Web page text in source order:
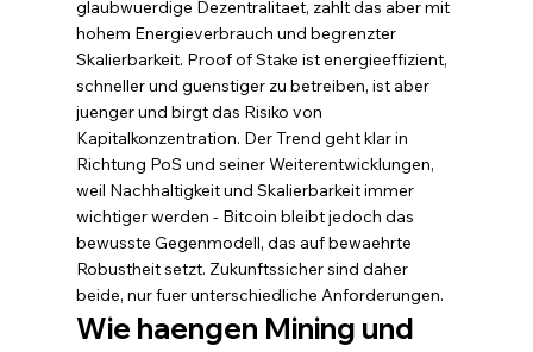
glaubwuerdige Dezentralitaet, zahlt das aber mit
hohem Energieverbrauch und begrenzter
Skalierbarkeit. Proof of Stake ist energieeffizient,
schneller und guenstiger zu betreiben, ist aber
juenger und birgt das Risiko von
Kapitalkonzentration. Der Trend geht klar in
Richtung PoS und seiner Weiterentwicklungen,
weil Nachhaltigkeit und Skalierbarkeit immer
wichtiger werden - Bitcoin bleibt jedoch das
bewusste Gegenmodell, das auf bewaehrte
Robustheit setzt. Zukunftssicher sind daher
beide, nur fuer unterschiedliche Anforderungen.
Wie haengen Mining und